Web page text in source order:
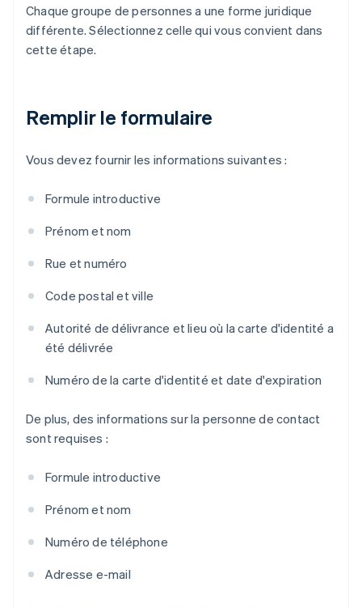
Chaque groupe de personnes a une forme juridique
différente. Sélectionnez celle qui vous convient dans
cette étape.
Remplir le formulaire
Vous devez fournir les informations suivantes :
Formule introductive
Prénom et nom
Rue et numéro
Code postal et ville
Autorité de délivrance et lieu où la carte d'identité a
été délivrée
Numéro de la carte d'identité et date d'expiration
De plus, des informations sur la personne de contact
sont requises :
Formule introductive
Prénom et nom
Numéro de téléphone
Adresse e-mail